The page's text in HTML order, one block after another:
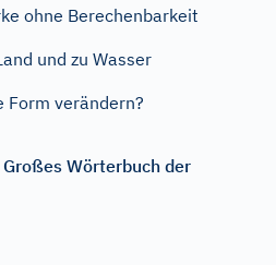
ohne Berechenbarkeit
und zu Wasser
Form verändern?
Wörterbuch der